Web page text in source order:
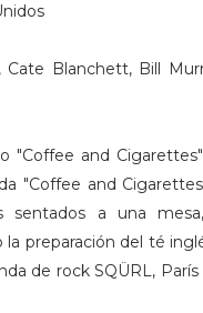
Blanchett, Bill
"Coffee and
"Coffee and
sentados a una
preparación del té
de rock SQÜRL,